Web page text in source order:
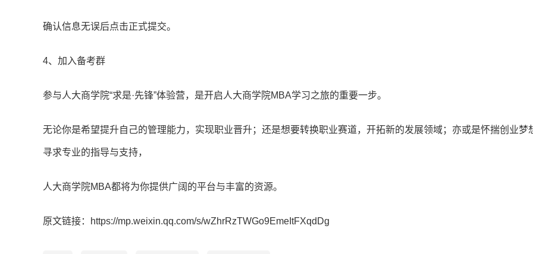
确认信息无误后点击正式提交。
4、加入备考群
参与人大商学院“求是·先锋”体验营，是开启人大商学院MBA学习之旅的重要一步。
无论你是希望提升自己的管理能力，实现职业晋升；还是想要转换职业赛道，开拓新的发展领域；亦或是怀揣创业梦
寻求专业的指导与支持，
人大商学院MBA都将为你提供广阔的平台与丰富的资源。
原文链接：https://mp.weixin.qq.com/s/wZhrRzTWGo9EmeItFXqdDg